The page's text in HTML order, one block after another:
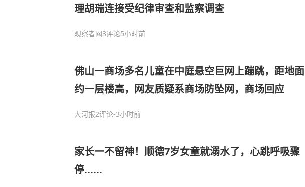
理胡瑞连接受纪律审查和监察调查
观察者网3评论5小时前
佛山一商场多名儿童在中庭悬空巨网上蹦跳，距地面
约一层楼高，网友质疑系商场防坠网，商场回应
大河报2评论-3小时前
家长一不留神！顺德7岁女童就溺水了，心跳呼吸骤
停......